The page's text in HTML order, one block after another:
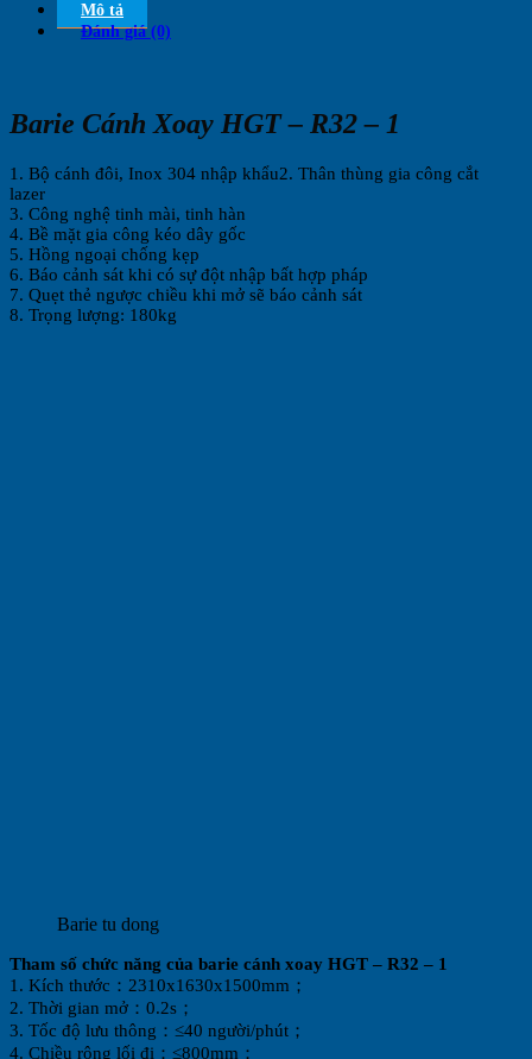
Mô tả
Đánh giá (0)
Barie Cánh Xoay HGT – R32 – 1
1. Bộ cánh đôi, Inox 304 nhập khẩu2. Thân thùng gia công cắt
lazer
3. Công nghệ tinh mài, tinh hàn
4. Bề mặt gia công kéo dây gốc
5. Hồng ngoại chống kẹp
6. Báo cảnh sát khi có sự đột nhập bất hợp pháp
7. Quẹt thẻ ngược chiều khi mở sẽ báo cảnh sát
8. Trọng lượng: 180kg
Barie tu dong
Tham số chức năng của barie cánh xoay HGT – R32 – 1
1. Kích thước：2310x1630x1500mm；
2. Thời gian mở：0.2s；
3. Tốc độ lưu thông：≤40 người/phút；
4. Chiều rộng lối đi：≤800mm；